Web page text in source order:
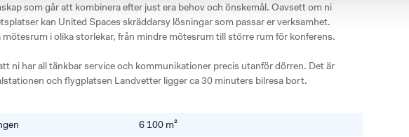
som går att kombinera efter just era behov och önskemål. Oavsett om ni
kan United Spaces skräddarsy lösningar som passar er verksamhet.
i olika storlekar, från mindre mötesrum till större rum för konferens.
ni har all tänkbar service och kommunikationer precis utanför dörren. Det är
och flygplatsen Landvetter ligger ca 30 minuters bilresa bort.
6 100 m²